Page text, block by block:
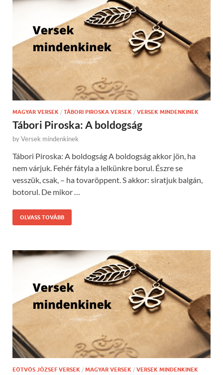
MAGYAR VERSEK / TÁBORI PIROSKA VERSEK / VERSEK MINDENKINEK
Tábori Piroska: A boldogság
byVersek mindenkinek
Tábori Piroska: A boldogság A boldogság akkor jön, ha
nem várjuk. Fehér fátyla a lelkünkre borul. Észre se
vesszük, csak, – ha tovaröppent. S akkor: siratjuk balgán,
botorul. De mikor …
OLVASS TOVÁBB
EÖTVÖS JÓZSEF VERSEK / MAGYAR VERSEK / VERSEK MINDENKINEK